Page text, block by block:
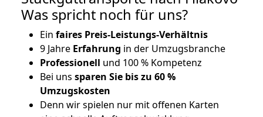
Was spricht noch für uns?
Ein faires Preis-Leistungs-Verhältnis
9 Jahre Erfahrung in der Umzugsbranche
Professionell und 100 % Kompetenz
Bei uns sparen Sie bis zu 60 %
Umzugskosten
Denn wir spielen nur mit offenen Karten